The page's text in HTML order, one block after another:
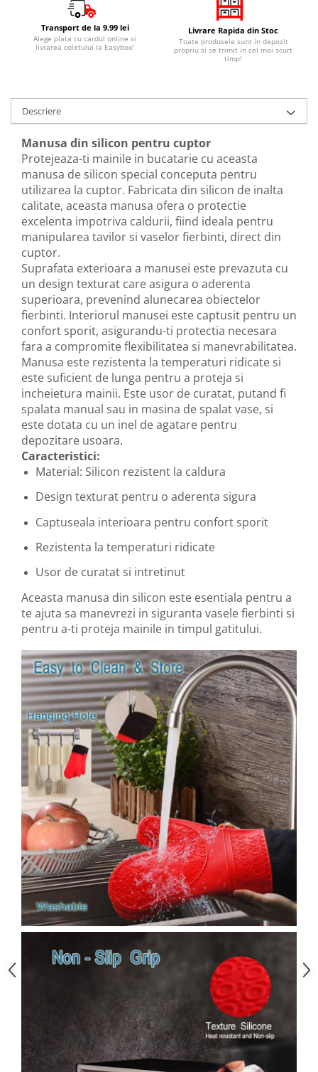
Transport de la 9.99 lei
Alege plata cu cardul online si
livrarea coletului la Easybox!
Livrare Rapida din Stoc
Toate produsele sunt in depozit
propriu si se trimit in cel mai scurt
timp!
Descriere
Manusa din silicon pentru cuptor
Protejeaza-ti mainile in bucatarie cu aceasta
manusa de silicon special conceputa pentru
utilizarea la cuptor. Fabricata din silicon de inalta
calitate, aceasta manusa ofera o protectie
excelenta impotriva caldurii, fiind ideala pentru
manipularea tavilor si vaselor fierbinti, direct din
cuptor.
Suprafata exterioara a manusei este prevazuta cu
un design texturat care asigura o aderenta
superioara, prevenind alunecarea obiectelor
fierbinti. Interiorul manusei este captusit pentru un
confort sporit, asigurandu-ti protectia necesara
fara a compromite flexibilitatea si manevrabilitatea.
Manusa este rezistenta la temperaturi ridicate si
este suficient de lunga pentru a proteja si
incheietura mainii. Este usor de curatat, putand fi
spalata manual sau in masina de spalat vase, si
este dotata cu un inel de agatare pentru
depozitare usoara.
Caracteristici:
Material: Silicon rezistent la caldura
Design texturat pentru o aderenta sigura
Captuseala interioara pentru confort sporit
Rezistenta la temperaturi ridicate
Usor de curatat si intretinut
Aceasta manusa din silicon este esentiala pentru a
te ajuta sa manevrezi in siguranta vasele fierbinti si
pentru a-ti proteja mainile in timpul gatitului.